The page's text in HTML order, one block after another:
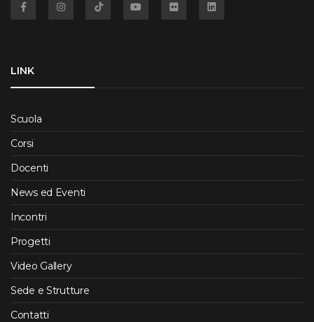
LINK
Scuola
Corsi
Docenti
News ed Eventi
Incontri
Progetti
Video Gallery
Sede e Strutture
Contatti